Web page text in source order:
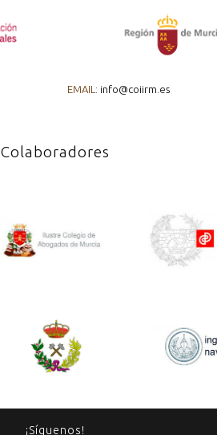
EMAIL: info@coiirm.es
Colaboradores
¡Síguenos!